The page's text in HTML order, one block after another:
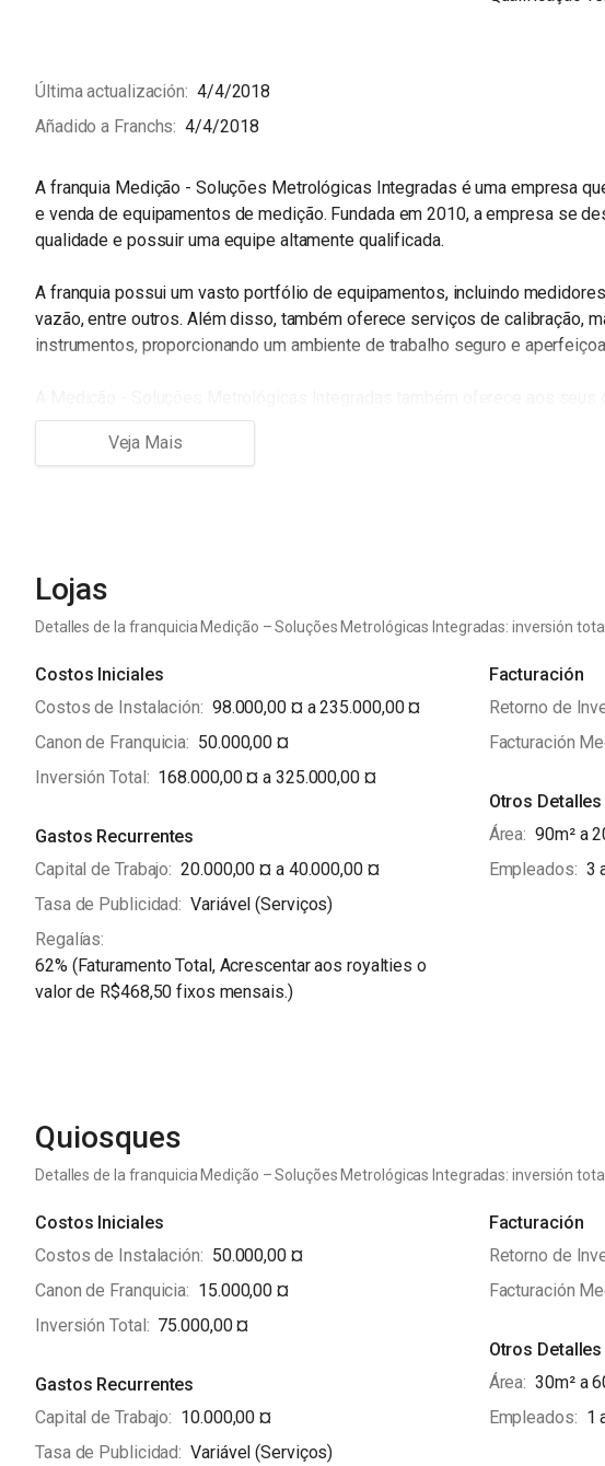
Última actualización 4/4/2018
Añadido a Franchs 4/4/2018
A franquia Medição - Soluções Metrológicas Integradas é uma empresa
e venda de equipamentos de medição. Fundada em 2010, a empresa se
qualidade e possuir uma equipe altamente qualificada.
A franquia possui um vasto portfólio de equipamentos, incluindo
vazão, entre outros. Além disso, também oferece serviços de calibração,
instrumentos, proporcionando um ambiente de trabalho seguro e
adaptadas às necessidades de cada empresa. Para isso, conta com um
demandas do cliente e oferece as melhores opções de equipamentos e
A Medição - Soluções Metrológicas Integradas possui ainda uma eficiente
um sistema de gestão que possibilita aos seus franqueados terem
A empresa oferece franquias em todo o território nacional e internacional,
atendem as necessidades de cada empreendedor. Para os interessados
Metrológicas Integradas, a empresa dispõe de todo o suporte necessário,
acompanhamento e suporte contínuo.
Em resumo, a franquia Medição - Soluções Metrológicas Integradas é uma
investidores que desejam atuar em um mercado em constante
de alta qualidade. Com sua experiência e eficiência, a empresa é
Lojas
Detalles de la franquicia Medição – Soluções Metrológicas Integradas: inversión
Costos Iniciales
Costos de Instalación
98.000,00 ¤ a 235.000,00 ¤
Canon de Franquicia
50.000,00 ¤
Inversión Total
168.000,00 ¤ a 325.000,00 ¤
Gastos Recurrentes
Capital de Trabajo 20.000,00 ¤ a 40.000,00 ¤
Tasa de Publicidad Variável (Serviços)
Regalías
62% (Faturamento Total, Acrescentar aos royalties o
valor de R$468,50 fixos mensais.)
Facturación
Retorno de
Facturación
Otros Detalles
Área 90m² a
Empleados
3
Quiosques
Detalles de la franquicia Medição – Soluções Metrológicas Integradas: inversión
Costos Iniciales
Costos de Instalación
50.000,00 ¤
Canon de Franquicia
15.000,00 ¤
Inversión Total
75.000,00 ¤
Gastos Recurrentes
Capital de Trabajo
10.000,00 ¤
Tasa de Publicidad Variável (Serviços)
Facturación
Retorno de
Facturación
Otros Detalles
Área 30m² a
Empleados
1